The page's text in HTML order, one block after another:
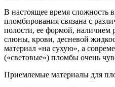
В настоящее время сложность
пломбирования связана с
полости, ее формой,
слюны, крови, десневой
материал «на сухую», а
(«световые») пломбы очень
Приемлемые материалы для